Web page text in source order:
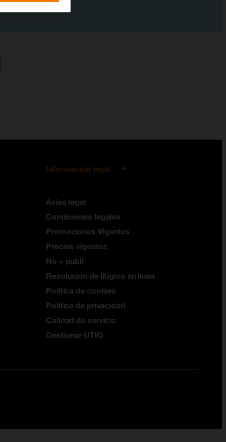
Información legal
Aviso legal
Condiciones legales
Promociones Vigentes
Precios vigentes
No + publi
Resolución de litigios en línea
Política de cookies
Política de privacidad
Calidad de servicio
Gestionar UTIQ